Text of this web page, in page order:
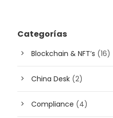
Categorías
Blockchain & NFT’s (16)
China Desk (2)
Compliance (4)